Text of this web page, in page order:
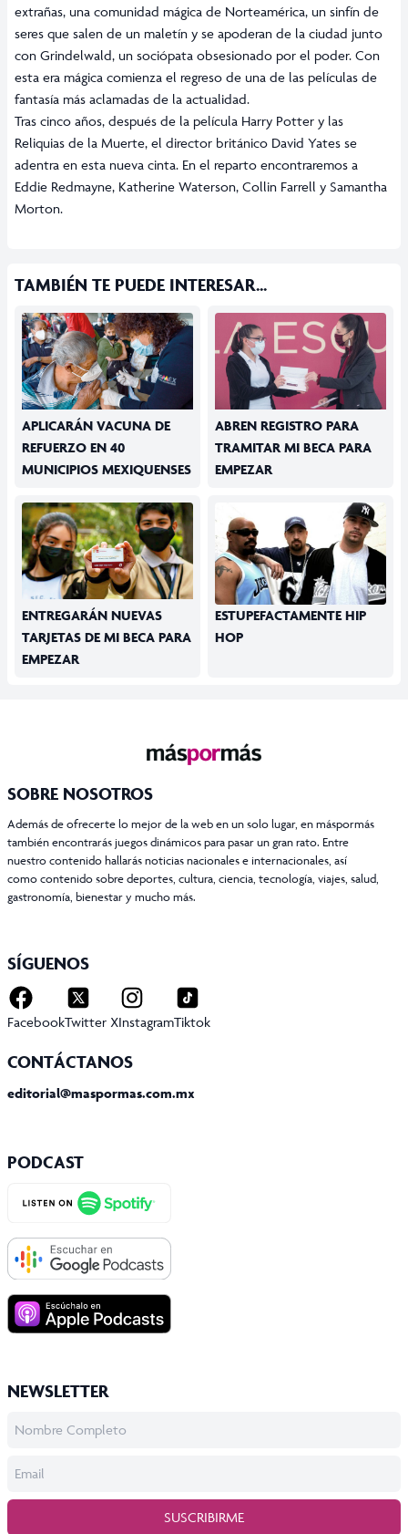
extrañas, una comunidad mágica de Norteamérica, un sinfín de
seres que salen de un maletín y se apoderan de la ciudad junto
con Grindelwald, un sociópata obsesionado por el poder. Con
esta era mágica comienza el regreso de una de las películas de
fantasía más aclamadas de la actualidad.
Tras cinco años, después de la película Harry Potter y las
Reliquias de la Muerte, el director británico David Yates se
adentra en esta nueva cinta. En el reparto encontraremos a
Eddie Redmayne, Katherine Waterson, Collin Farrell y Samantha
Morton.
TAMBIÉN TE PUEDE INTERESAR...
APLICARÁN VACUNA DE
REFUERZO EN 40
MUNICIPIOS MEXIQUENSES
ABREN REGISTRO PARA
TRAMITAR MI BECA PARA
EMPEZAR
ENTREGARÁN NUEVAS
TARJETAS DE MI BECA PARA
EMPEZAR
ESTUPEFACTAMENTE HIP
HOP
SOBRE NOSOTROS
Además de ofrecerte lo mejor de la web en un solo lugar, en máspormás
también encontrarás juegos dinámicos para pasar un gran rato. Entre
nuestro contenido hallarás noticias nacionales e internacionales, así
como contenido sobre deportes, cultura, ciencia, tecnología, viajes, salud,
gastronomía, bienestar y mucho más.
SÍGUENOS
FacebookTwitter XInstagramTiktok
CONTÁCTANOS
editorial@maspormas.com.mx
PODCAST
NEWSLETTER
SUSCRIBIRME